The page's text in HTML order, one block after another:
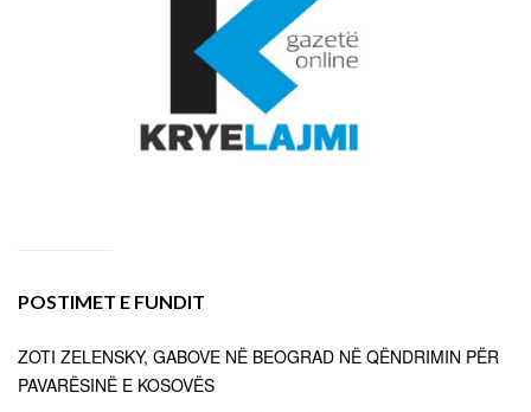
POSTIMET E FUNDIT
ZOTI ZELENSKY, GABOVE NË BEOGRAD NË QËNDRIMIN PËR
PAVARËSINË E KOSOVËS